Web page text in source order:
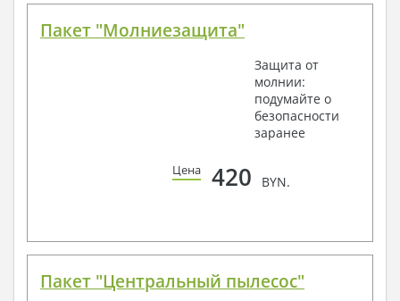
Пакет "Молниезащита"
Защита от
молнии:
подумайте о
безопасности
заранее
Цена 420 BYN.
Пакет "Центральный пылесос"